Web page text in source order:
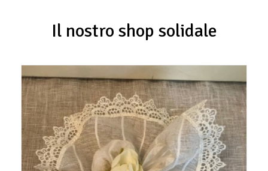
Il nostro shop solidale